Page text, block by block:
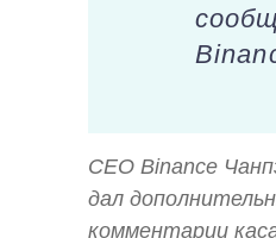
CEO Binance
дал
комментарии